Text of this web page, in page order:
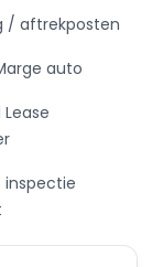
/ aftrekposten
auto
inspectie